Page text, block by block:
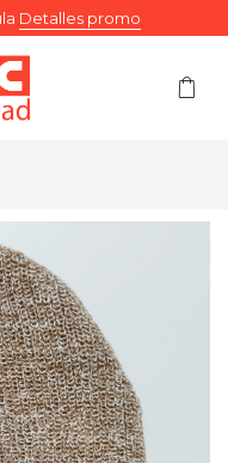
Detalles promo